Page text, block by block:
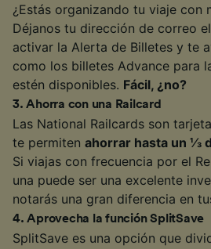
¿Estás organizando tu viaje con
Déjanos tu dirección de correo
activar la Alerta de Billetes y te
como los billetes Advance para
estén disponibles. Fácil, ¿no?
3.Ahorra con una Railcard
Las National Railcards son
te permiten ahorrar hasta un ⅓
Si viajas con frecuencia por el
una puede ser una excelente
notarás una gran diferencia en
4.Aprovecha la función SplitSave
SplitSave es una opción que